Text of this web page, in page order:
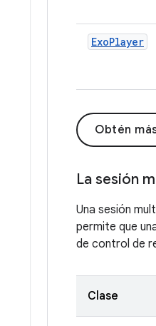
ExoPlayer
Obtén
La sesión
Una sesión
permite que
de control de
Clase